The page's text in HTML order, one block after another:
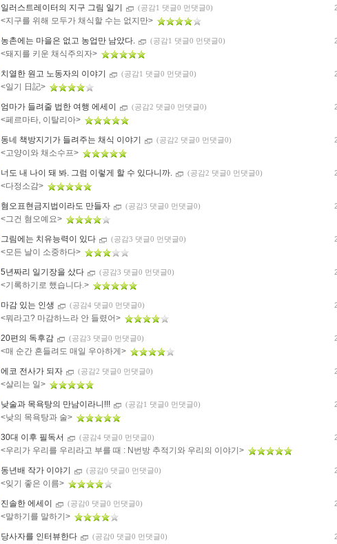
일러스트레이터의 지구 그림 일기 (공감1 댓글0 먼댓글0)
<지구를 위해 모두가 채식할 수는 없지만>
농촌에는 마을은 없고 농업만 남았다. (공감1 댓글0 먼댓글0)
<돼지를 키운 채식주의자>
치열한 원고 노동자의 이야기 (공감1 댓글0 먼댓글0)
<일기 日記>
엄마가 들려줄 법한 여행 에세이 (공감2 댓글0 먼댓글0)
<페르마타, 이탈리아>
동네 책방지기가 들려주는 채식 이야기 (공감2 댓글0 먼댓글0)
<고양이와 채소수프>
너도 내 나이 돼 봐. 그럼 이렇게 할 수 있다니까. (공감2 댓글0 먼댓글0)
<다정소감>
혐오표현금지법이라도 만들자 (공감3 댓글0 먼댓글0)
<그건 혐오예요>
그림에는 치유능력이 있다 (공감3 댓글0 먼댓글0)
<모든 날이 소중하다>
5년짜리 일기장을 샀다 (공감3 댓글0 먼댓글0)
<기록하기로 했습니다.>
마감 있는 인생 (공감4 댓글0 먼댓글0)
<뭐라고? 마감하느라 안 들렸어>
20편의 독후감 (공감3 댓글0 먼댓글0)
<매 순간 흔들려도 매일 우아하게>
에코 전사가 되자 (공감2 댓글0 먼댓글0)
<살리는 일>
낮술과 목욕탕의 만남이라니!!! (공감1 댓글0 먼댓글0)
<낮의 목욕탕과 술>
30대 이후 필독서 (공감4 댓글0 먼댓글0)
<우리가 우리를 우리라고 부를 때 : N번방 추적기와 우리의 이야기>
동년배 작가 이야기 (공감0 댓글0 먼댓글0)
<잊기 좋은 이름>
진솔한 에세이 (공감0 댓글0 먼댓글0)
<말하기를 말하기>
당사자를 인터뷰한다 (공감0 댓글0 먼댓글0)